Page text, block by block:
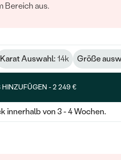
Bereich aus.
Karat Auswahl: 14k Größe
-2 249 €
innerhalb von 3 - 4 Wochen.